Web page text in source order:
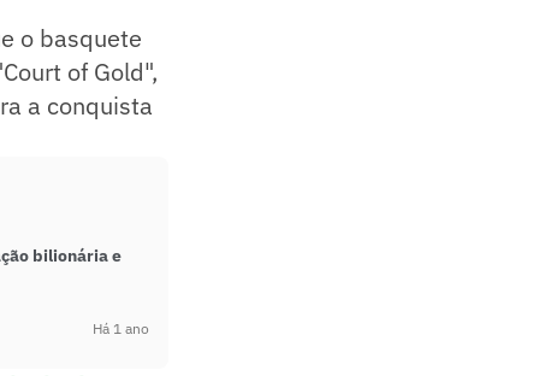
o basquete
of Gold",
a conquista
bilionária e
Há 1 ano